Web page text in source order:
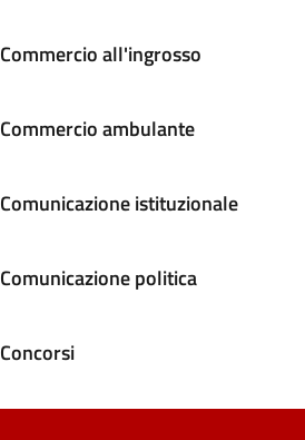
Commercio all'ingrosso
Commercio ambulante
Comunicazione istituzionale
Comunicazione politica
Concorsi